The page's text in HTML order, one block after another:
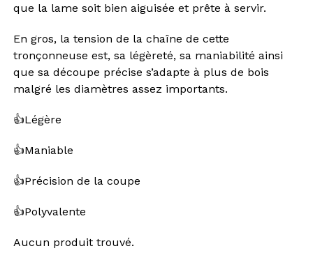
que la lame soit bien aiguisée et prête à servir.
En gros, la tension de la chaîne de cette
tronçonneuse est, sa légèreté, sa maniabilité ainsi
que sa découpe précise s’adapte à plus de bois
malgré les diamètres assez importants.
👍Légère
👍Maniable
👍Précision de la coupe
👍Polyvalente
Aucun produit trouvé.